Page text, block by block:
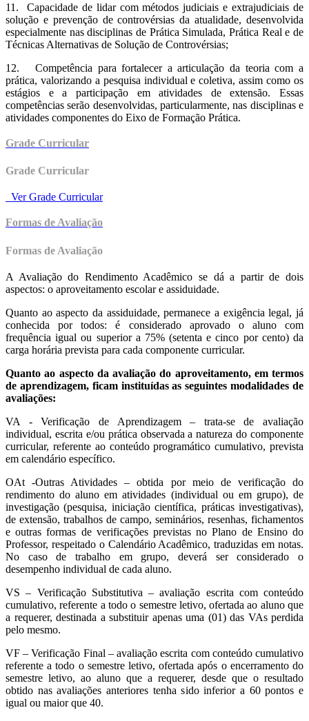
11. Capacidade de lidar com métodos judiciais e extrajudiciais de
solução e prevenção de controvérsias da atualidade, desenvolvida
especialmente nas disciplinas de Prática Simulada, Prática Real e de
Técnicas Alternativas de Solução de Controvérsias;
12. Competência para fortalecer a articulação da teoria com a
prática, valorizando a pesquisa individual e coletiva, assim como os
estágios e a participação em atividades de extensão. Essas
competências serão desenvolvidas, particularmente, nas disciplinas e
atividades componentes do Eixo de Formação Prática.
Grade Curricular
Grade Curricular
Ver Grade Curricular
Formas de Avaliação
Formas de Avaliação
A Avaliação do Rendimento Acadêmico se dá a partir de dois
aspectos: o aproveitamento escolar e assiduidade.
Quanto ao aspecto da assiduidade, permanece a exigência legal, já
conhecida por todos: é considerado aprovado o aluno com
frequência igual ou superior a 75% (setenta e cinco por cento) da
carga horária prevista para cada componente curricular.
Quanto ao aspecto da avaliação do aproveitamento, em termos
de aprendizagem, ficam instituídas as seguintes modalidades de
avaliações:
VA - Verificação de Aprendizagem – trata-se de avaliação
individual, escrita e/ou prática observada a natureza do componente
curricular, referente ao conteúdo programático cumulativo, prevista
em calendário específico.
OAt -Outras Atividades – obtida por meio de verificação do
rendimento do aluno em atividades (individual ou em grupo), de
investigação (pesquisa, iniciação científica, práticas investigativas),
de extensão, trabalhos de campo, seminários, resenhas, fichamentos
e outras formas de verificações previstas no Plano de Ensino do
Professor, respeitado o Calendário Acadêmico, traduzidas em notas.
No caso de trabalho em grupo, deverá ser considerado o
desempenho individual de cada aluno.
VS – Verificação Substitutiva – avaliação escrita com conteúdo
cumulativo, referente a todo o semestre letivo, ofertada ao aluno que
a requerer, destinada a substituir apenas uma (01) das VAs perdida
pelo mesmo.
VF – Verificação Final – avaliação escrita com conteúdo cumulativo
referente a todo o semestre letivo, ofertada após o encerramento do
semestre letivo, ao aluno que a requerer, desde que o resultado
obtido nas avaliações anteriores tenha sido inferior a 60 pontos e
igual ou maior que 40.